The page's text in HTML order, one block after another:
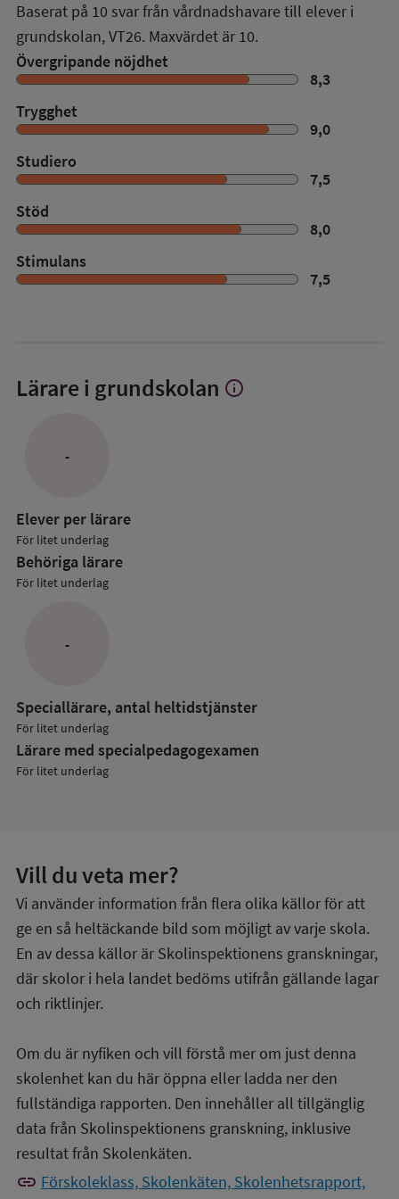
Baserat på 10 svar från vårdnadshavare till elever i
grundskolan,VT26. Maxvärdet är 10.
Övergripande nöjdhet
8,3
Trygghet
9,0
Studiero
7,5
Stöd
8,0
Stimulans
7,5
Lärare i grundskolan Visa
info
-
Elever per lärare
För litet underlag
Behöriga lärare
För litet underlag
-
Speciallärare, antal heltidstjänster
För litet underlag
Lärare med specialpedagog­examen
För litet underlag
Vill du veta mer?
Vi använder information från flera olika källor för att
ge en så heltäckande bild som möjligt av varje skola.
En av dessa källor är Skolinspektionens granskningar,
där skolor i hela landet bedöms utifrån gällande lagar
och riktlinjer.
Om du är nyfiken och vill förstå mer om just denna
skolenhet kan du här öppna eller ladda ner den
fullständiga rapporten. Den innehåller all tillgänglig
data från Skolinspektionens granskning, inklusive
resultat från Skolenkäten.
link Förskoleklass, Skolenkäten, Skolenhetsrapport,